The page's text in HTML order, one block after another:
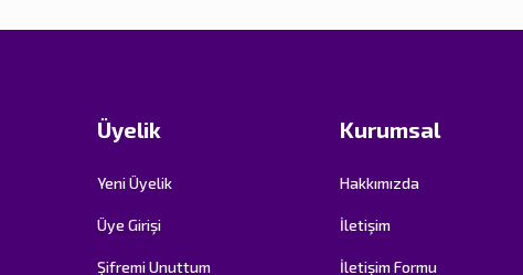
Üyelik
Yeni Üyelik
Üye Girişi
Şifremi Unuttum
Kurumsal
Hakkımızda
İletişim
İletişim Formu